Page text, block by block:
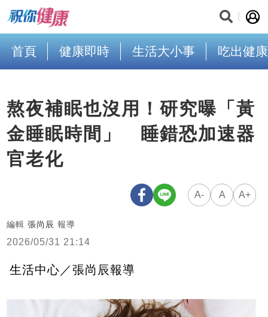
首頁 健康即時 生活大小事 吃出健康
熬夜補眠也沒用！研究曝「黃
金睡眠時間」 睡錯恐加速器
官老化
A- A A+
編輯 張尚辰 報導
2026/05/31 21:14
生活中心／張尚辰報導